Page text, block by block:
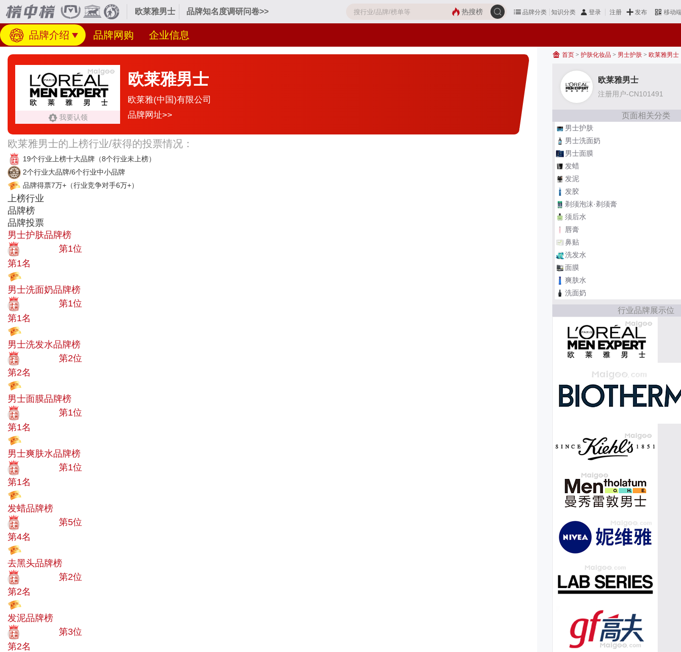
欧莱雅男士 品牌知名度调研问卷>> 品牌分类 知识分类 登录 注册 发布 移动
热搜榜
品牌介绍 品牌网购 企业信息
我要认领
欧莱雅男士
欧莱雅(中国)有限公司
品牌网址>>
欧莱雅男士的上榜行业/获得的投票情况：
19个行业上榜十大品牌 （8个行业未上榜）
2个行业大品牌/6个行业中小品牌
品牌得票7万+ （行业竞争对手6万+）
上榜行业
品牌榜
品牌投票
男士护肤品牌榜
第1位
第1名
男士洗面奶品牌榜
第1位
第1名
男士洗发水品牌榜
第2位
第2名
男士面膜品牌榜
第1位
第1名
男士爽肤水品牌榜
第1位
第1名
发蜡品牌榜
第5位
第4名
去黑头品牌榜
第2位
第2名
发泥品牌榜
第3位
第2名
首页 > 护肤化妆品 > 男士护肤 > 欧莱雅男士
欧莱雅男士
注册用户-CN101491
页面相关分类
男士护肤
男士洗面奶
男士面膜
发蜡
发泥
发胶
剃须泡沫·剃须膏
须后水
唇膏
鼻贴
洗发水
面膜
爽肤水
洗面奶
行业品牌展示位